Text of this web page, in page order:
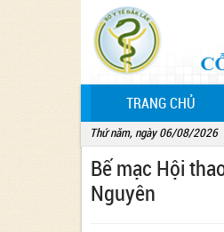
TRANG CHỦ
Thứ năm, ngày 06/08/2026
Bế mạc Hội
Nguyên